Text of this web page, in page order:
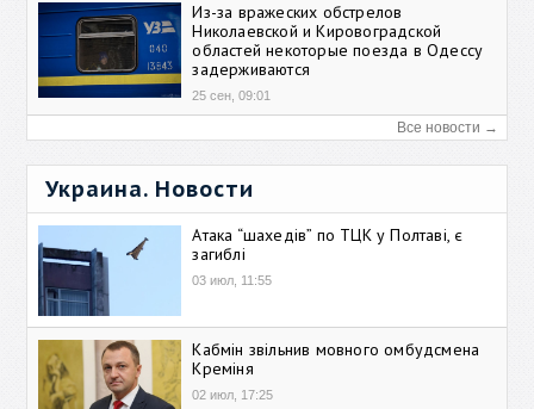
Из-за вражеских обстрелов
Николаевской и Кировоградской
областей некоторые поезда в Одессу
задерживаются
25 сен, 09:01
Все новости →
Украина. Новости
Атака “шахедів” по ТЦК у Полтаві, є
загиблі
03 июл, 11:55
Кабмін звільнив мовного омбудсмена
Креміня
02 июл, 17:25